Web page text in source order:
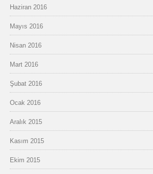
Haziran 2016
Mayıs 2016
Nisan 2016
Mart 2016
Şubat 2016
Ocak 2016
Aralık 2015
Kasım 2015
Ekim 2015